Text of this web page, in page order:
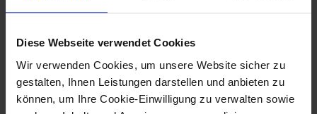
Diese Webseite verwendet Cookies
Wir verwenden Cookies, um unsere Website sicher zu
gestalten, Ihnen Leistungen darstellen und anbieten zu
können, um Ihre Cookie-Einwilligung zu verwalten sowie
1904
Errichtung der Technischen
Militärakademie in Mödling